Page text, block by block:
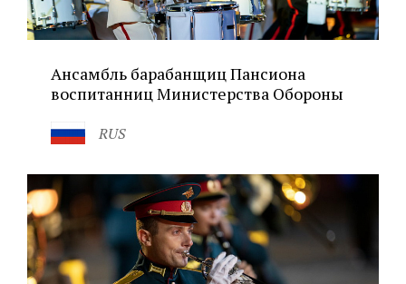
Ансамбль барабанщиц Пансиона
воспитанниц Министерства Обороны
RUS